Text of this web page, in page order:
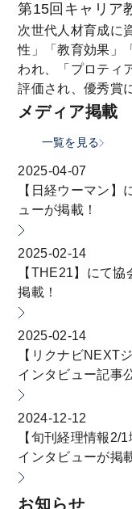
第15回キャリア
次世代人材育成に
性」「教育効果」
われ、「プロティ
評価され、優秀賞
メディア掲載
一覧を見る
2025-04-07
【日経ウーマン
ューが掲載！
2025-02-14
【THE21】にて
掲載！
2025-02-14
【リクナビNEXT
インタビュー記事
2024-12-12
【旬刊経理情報2/
インタビューが掲
お知らせ